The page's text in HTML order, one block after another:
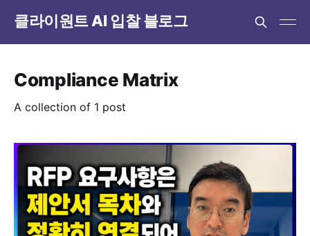
클라이원트 AI 입찰 블로그
Compliance Matrix
A collection of 1 post